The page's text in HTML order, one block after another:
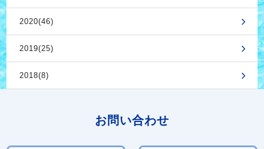
2020(46)
2019(25)
2018(8)
お問い合わせ